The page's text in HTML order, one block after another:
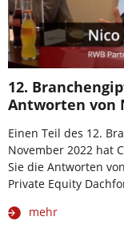
12.
Antworten von
Einen Teil des 12.
November 2022 hat
Sie die Antworten
Private Equity
mehr